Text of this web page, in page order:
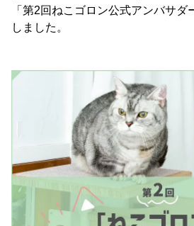
「第2回ねこゴロン公式アンバサダ
しました。